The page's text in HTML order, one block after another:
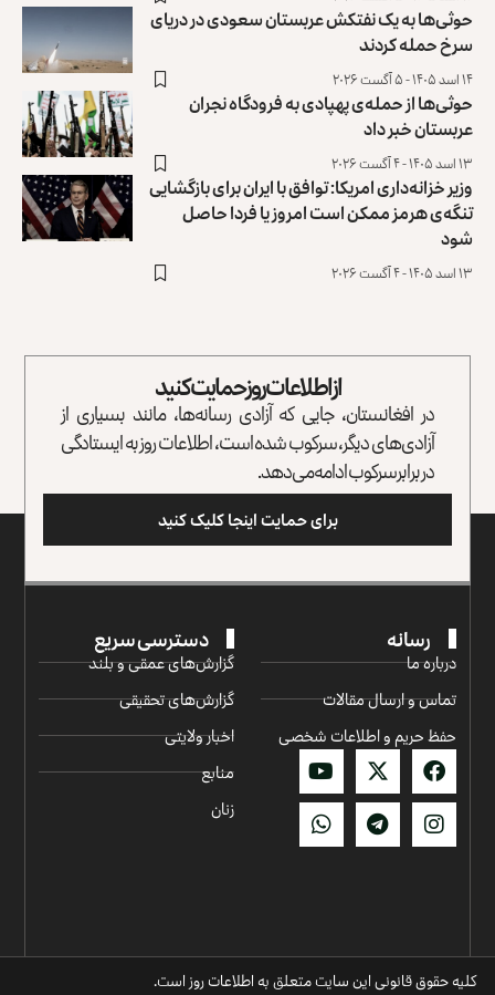
حوثی‌ها به یک نفتکش عربستان سعودی در دریای
سرخ حمله کردند
۱۴ اسد ۱۴۰۵ - ۵ آگست ۲۰۲۶
حوثی‌ها از حمله‌ی پهپادی به فرودگاه نجران
عربستان خبر داد
۱۳ اسد ۱۴۰۵ - ۴ آگست ۲۰۲۶
وزیر خزانه‌داری امریکا: توافق با ایران برای بازگشایی
تنگه‌ی هرمز ممکن است امروز یا فردا حاصل
شود
۱۳ اسد ۱۴۰۵ - ۴ آگست ۲۰۲۶
از اطلاعات روز حمایت کنید
در افغانستان، جایی که آزادی رسانه‌ها، مانند بسیاری از
آزادی‌های دیگر، سرکوب شده است، اطلاعات روز به ایستادگی
در برابر سرکوب ادامه می‌دهد.
برای حمایت اینجا کلیک کنید
رسانه
درباره ما
تماس و ارسال مقالات
حفظ حریم و اطلاعات شخصی
دسترسی سریع
گزارش‌‌های عمقی و بلند
گزارش‌های تحقیقی
اخبار ولایتی
منابع
زنان
کلیه حقوق قانونی این سایت متعلق به اطلاعات روز است.